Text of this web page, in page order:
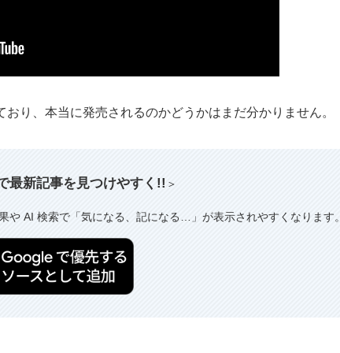
り、本当に発売されるのかどうかはまだ分かりません。
最新記事を見つけやすく!! ＞
や AI 検索で「気になる、記になる…」が表示されやすくなります。